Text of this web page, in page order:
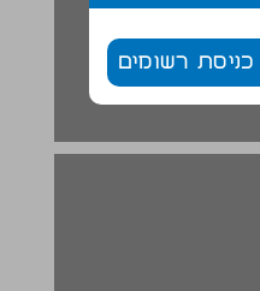
כניסת רשומים